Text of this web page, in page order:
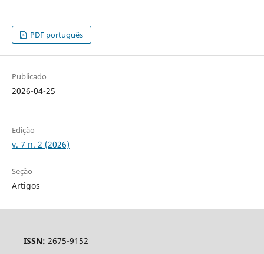
PDF português
Publicado
2026-04-25
Edição
v. 7 n. 2 (2026)
Seção
Artigos
ISSN: 2675-9152